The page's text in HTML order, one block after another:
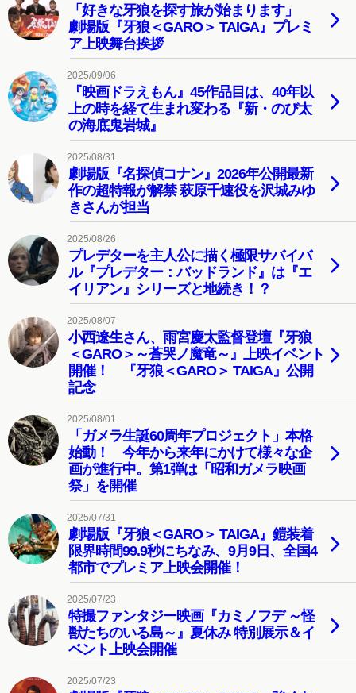
「好きな牙狼を探す旅が始まります」
劇場版『牙狼＜GARO＞ TAIGA』プレミ
ア上映舞台挨拶
2025/09/06
『映画ドラえもん』45作品目は、40年以
上の時を経て生まれ変わる『新・のび太
の海底鬼岩城』
2025/08/31
劇場版『名探偵コナン』2026年公開最新
作の超特報が解禁 萩原千速役を沢城みゆ
きさんが担当
2025/08/26
プレデターを主人公に描く極限サバイバ
ル『プレデター：バッドランド』は『エ
イリアン』シリーズと地続き！？
2025/08/07
小西遼生さん、雨宮慶太監督登壇『牙狼
＜GARO＞～蒼哭ノ魔竜～』上映イベント
開催！ 『牙狼＜GARO＞ TAIGA』公開
記念
2025/08/01
「ガメラ生誕60周年プロジェクト」本格
始動！ 今年から来年にかけて様々な企
画が進行中。第1弾は「昭和ガメラ映画
祭」を開催
2025/07/31
劇場版『牙狼＜GARO＞ TAIGA』鎧装着
限界時間99.9秒にちなみ、9月9日、全国4
都市でプレミア上映会開催！
2025/07/23
特撮ファンタジー映画『カミノフデ ～怪
獣たちのいる島～』夏休み 特別展示＆イ
ベント上映会開催
2025/07/23